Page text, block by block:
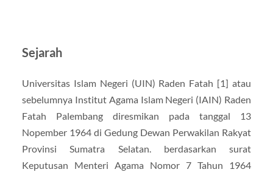
Sejarah
Universitas Islam Negeri (UIN) Raden Fatah [1] atau
sebelumnya Institut Agama Islam Negeri (IAIN) Raden
Fatah Palembang diresmikan pada tanggal 13
Nopember 1964 di Gedung Dewan Perwakilan Rakyat
Provinsi Sumatra Selatan. berdasarkan surat
Keputusan Menteri Agama Nomor 7 Tahun 1964